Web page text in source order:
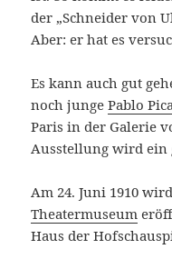
der „Schneider von
Aber: er hat es
Es kann auch gut
noch jungePablo
Paris in der Galerie
Ausstellung wird ein
Am 24. Juni 1910
Theatermuseum
Haus der